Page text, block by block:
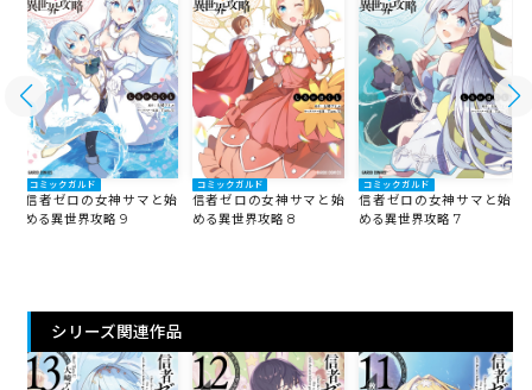
コミックガルド
信者ゼロの女神サマと始
める異世界攻略 9
コミックガルド
信者ゼロの女神サマと始
める異世界攻略 8
コミックガルド
信者ゼロの女神サマと始
める異世界攻略 7
シリーズ関連作品